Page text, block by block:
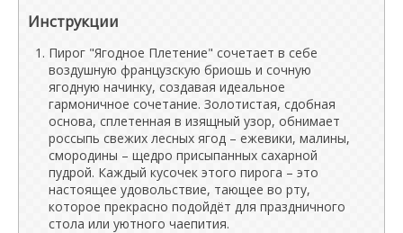
Инструкции
Пирог "Ягодное Плетение" сочетает в себе
воздушную французскую бриошь и сочную
ягодную начинку, создавая идеальное
гармоничное сочетание. Золотистая, сдобная
основа, сплетенная в изящный узор, обнимает
россыпь свежих лесных ягод – ежевики, малины,
смородины – щедро присыпанных сахарной
пудрой. Каждый кусочек этого пирога – это
настоящее удовольствие, тающее во рту,
которое прекрасно подойдёт для праздничного
стола или уютного чаепития.